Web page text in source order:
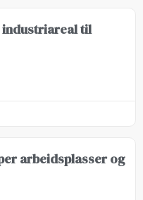
til
arbeidsplasser og